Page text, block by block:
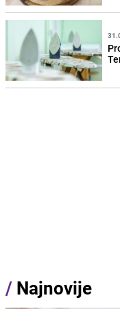
/ Najnovije